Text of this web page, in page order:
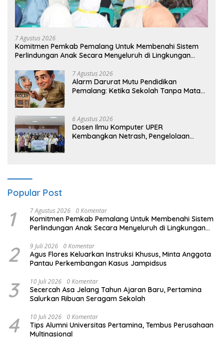
7 Agustus 2026
Komitmen Pemkab Pemalang Untuk Membenahi Sistem
Perlindungan Anak Secara Menyeluruh di Lingkungan
7 Agustus 2026
Alarm Darurat Mutu Pendidikan
Pemalang: Ketika Sekolah Tanpa Mata
6 Agustus 2026
Dosen Ilmu Komputer UPER
Kembangkan Netrash, Pengelolaan
Popular Post
1 7 Agustus 2026 0 Komentar
Komitmen Pemkab Pemalang Untuk Membenahi Sistem
Perlindungan Anak Secara Menyeluruh di Lingkungan
2 9 Juli 2026 0 Komentar
Agus Flores Keluarkan Instruksi Khusus, Minta Anggota
Pantau Perkembangan Kasus Jampidsus
3 10 Juli 2026 0 Komentar
Secercah Asa Jelang Tahun Ajaran Baru, Pertamina
Salurkan Ribuan Seragam Sekolah
4 10 Juli 2026 0 Komentar
Tips Alumni Universitas Pertamina, Tembus Perusahaan
Multinasional